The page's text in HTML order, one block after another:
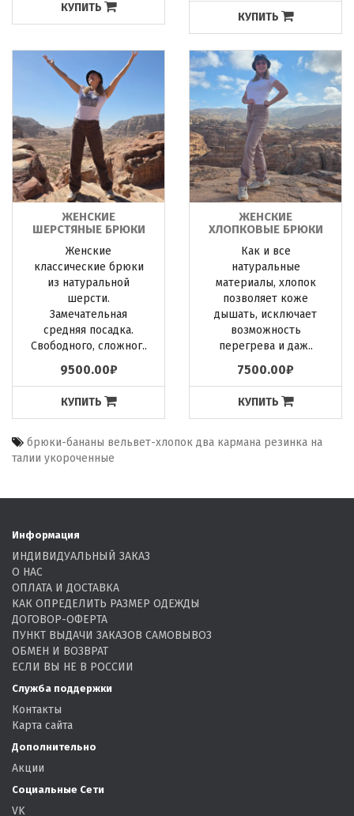
КУПИТЬ
КУПИТЬ
ЖЕНСКИЕ
ШЕРСТЯНЫЕ БРЮКИ
Женские
классические брюки
из натуральной
шерсти.
Замечательная
средняя посадка.
Свободного, сложног..
9500.00₽
КУПИТЬ
ЖЕНСКИЕ
ХЛОПКОВЫЕ БРЮКИ
Как и все
натуральные
материалы, хлопок
позволяет коже
дышать, исключает
возможность
перегрева и даж..
7500.00₽
КУПИТЬ
брюки-бананы вельвет-хлопок два кармана резинка на
талии укороченные
Информация
ИНДИВИДУАЛЬНЫЙ ЗАКАЗ
О НАС
ОПЛАТА И ДОСТАВКА
КАК ОПРЕДЕЛИТЬ РАЗМЕР ОДЕЖДЫ
ДОГОВОР-ОФЕРТА
ПУНКТ ВЫДАЧИ ЗАКАЗОВ САМОВЫВОЗ
ОБМЕН И ВОЗВРАТ
ЕСЛИ ВЫ НЕ В РОССИИ
Служба поддержки
Контакты
Карта сайта
Дополнительно
Акции
Социальные Сети
VK